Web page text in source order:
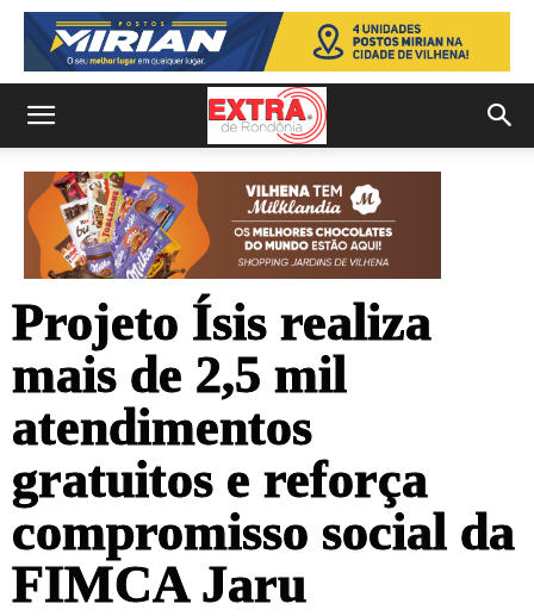
Projeto Ísis realiza
mais de 2,5 mil
atendimentos
gratuitos e reforça
compromisso social da
FIMCA Jaru